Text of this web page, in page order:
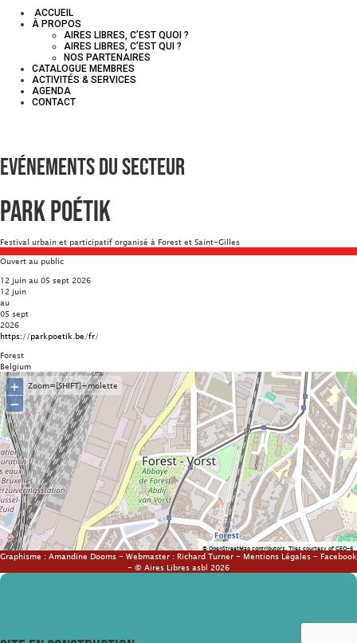
ACCUEIL
À PROPOS
AIRES LIBRES, C’EST QUOI ?
AIRES LIBRES, C’EST QUI ?
NOS PARTENAIRES
CATALOGUE MEMBRES
ACTIVITÉS & SERVICES
AGENDA
CONTACT
Evénements du secteur
Park Poétik
Festival urbain et participatif organisé à Forest et Saint-Gilles
Ouvert au public
12 juin au 05 sept 2026
12 juin
au
05 sept
2026
https://parkpoetik.be/fr/
Forest
Belgium
Zoom=[SHIFT]+molette
+
−
©OpenStreetMapcontributors. Tiles courtesy ofGEO-6
Graphisme : Amandine Dooms - Webmaster : Richard Turner - Mentions Légales - Facebook
- © Aires Libres asbl 2026